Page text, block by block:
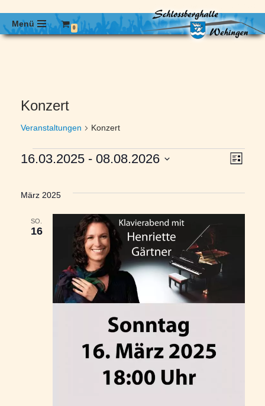
Menü 0
Konzert
Veranstaltungen Konzert
Liste
16.03.2025 - 08.08.2026
März 2025
SO.
16